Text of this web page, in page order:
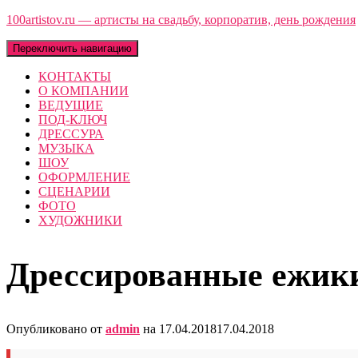
100artistov.ru — артисты на свадьбу, корпоратив, день рождения
Переключить навигацию
КОНТАКТЫ
О КОМПАНИИ
ВЕДУЩИЕ
ПОД-КЛЮЧ
ДРЕССУРА
МУЗЫКА
ШОУ
ОФОРМЛЕНИЕ
СЦЕНАРИИ
ФОТО
ХУДОЖНИКИ
Дрессированные
Опубликовано от admin на 17.04.201817.04.2018